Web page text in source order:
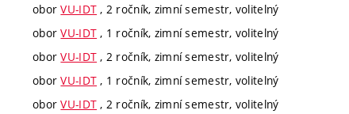
oborVU-IDT , 2 ročník, zimní semestr, volitelný
oborVU-IDT , 1 ročník, zimní semestr, volitelný
oborVU-IDT , 2 ročník, zimní semestr, volitelný
oborVU-IDT , 1 ročník, zimní semestr, volitelný
oborVU-IDT , 2 ročník, zimní semestr, volitelný